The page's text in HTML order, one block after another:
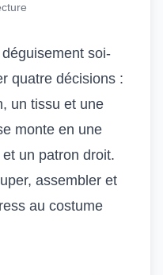
soi-
quatre décisions :
un tissu et une
monte en une
un patron droit.
assembler et
au costume